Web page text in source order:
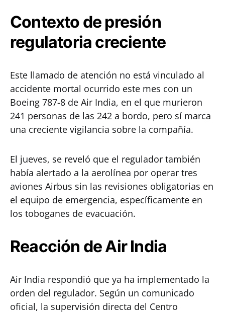
Contexto de presión
regulatoria creciente
Este llamado de atención no está vinculado al
accidente mortal ocurrido este mes con un
Boeing 787-8 de Air India, en el que murieron
241 personas de las 242 a bordo, pero sí marca
una creciente vigilancia sobre la compañía.
El jueves, se reveló que el regulador también
había alertado a la aerolínea por operar tres
aviones Airbus sin las revisiones obligatorias en
el equipo de emergencia, específicamente en
los toboganes de evacuación.
Reacción de Air India
Air India respondió que ya ha implementado la
orden del regulador. Según un comunicado
oficial, la supervisión directa del Centro